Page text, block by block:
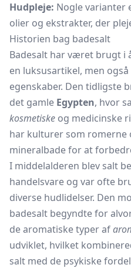
Hudpleje: Nogle varianter
olier og ekstrakter, der
Historien bag badesalt
Badesalt har været brugt i
en luksusartikel, men
egenskaber. Den tidligste
det gamle Egypten, hvor
kosmetiske og medicinske
har kulturer som
mineralbade for at
I middelalderen blev salt
handelsvare og var ofte
diverse hudlidelser. Den
badesalt begyndte for
de aromatiske typer af
udviklet, hvilket
salt med de psykiske